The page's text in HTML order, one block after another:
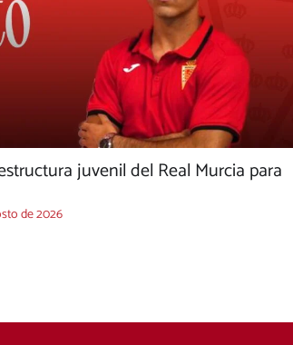
juvenil del Real Murcia para
de 2026